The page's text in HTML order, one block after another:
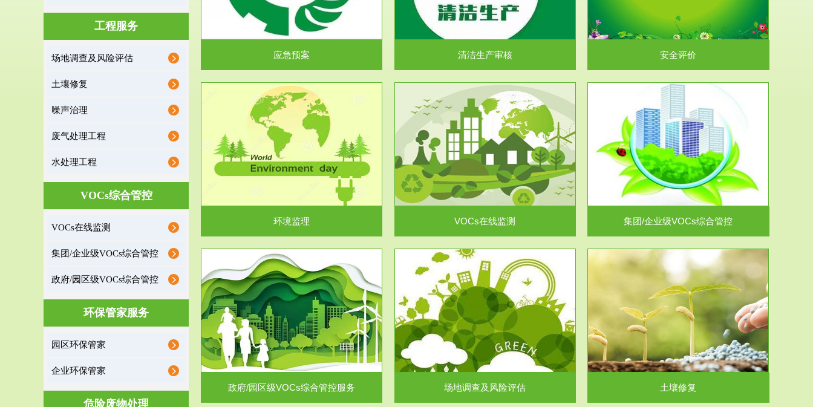
工程服务
场地调查及风险评估
土壤修复
噪声治理
废气处理工程
水处理工程
VOCs综合管控
VOCs在线监测
集团/企业级VOCs综合管控
政府/园区级VOCs综合管控
环保管家服务
园区环保管家
企业环保管家
危险废物处理
业事业单位应当按照...
应急预案
根据《中华人民共和国清洁生产促进法》、《清
洁生产审核暂行办法...
清洁生产审核
安全评价安全评价目的是查找、分析和预测工
程、系统、生产经营活...
安全评价
收监管的重要辅助...
环境监理
服务范围
VOCs在线监测
根据《重点区域大气污染防治“十二五”规划》有
机废气净化率达...
VOCs在线监测
服务范围
集团/企业级VOCs综合管控
进行VOCs管控，首先就要找到排放的源头，并
监测估算出排放量。企业...
集团/企业级VOCs综合管控
政府/园区级VOCs综合管控服务
根据《石化行业挥发性有机物综合整治方案》文
政府/园区级VOCs综合管控服务
服务范围
场地调查及风险评估
受政府或企业委托，对于拟关停搬迁和拟变更土
地利用方式或者土地使...
场地调查及风险评估
服务范围
土壤修复
土壤修复